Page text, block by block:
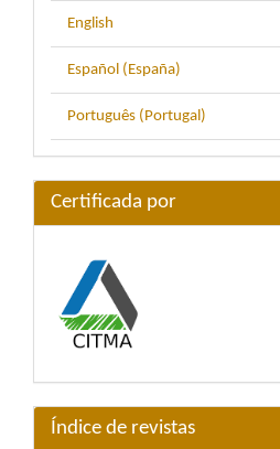
English
Español (España)
Português (Portugal)
Certificada por
Índice de revistas